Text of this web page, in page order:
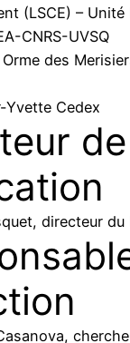
(LSCE) –
CNRS-UVSQ
des
Yvette Cedex
directeur du